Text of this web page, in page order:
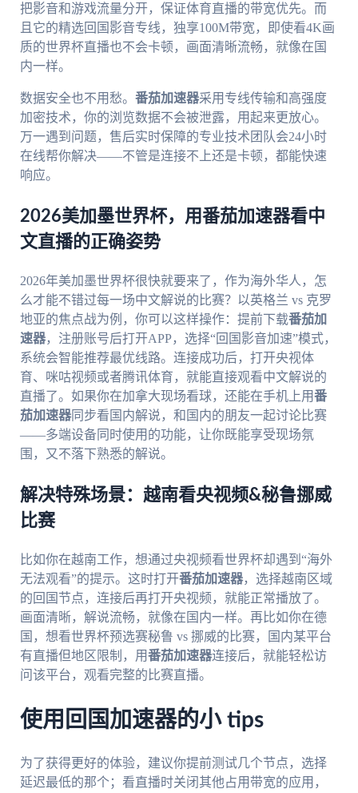
把影音和游戏流量分开，保证体育直播的带宽优先。而
且它的精选回国影音专线，独享100M带宽，即使看4K画
质的世界杯直播也不会卡顿，画面清晰流畅，就像在国
内一样。
数据安全也不用愁。 番茄加速器采用专线传输和高强度
加密技术，你的浏览数据不会被泄露，用起来更放心。
万一遇到问题，售后实时保障的专业技术团队会24小时
在线帮你解决——不管是连接不上还是卡顿，都能快速
响应。
2026美加墨世界杯，用番茄加速器看中
文直播的正确姿势
2026年美加墨世界杯很快就要来了，作为海外华人，怎
么才能不错过每一场中文解说的比赛？以英格兰 vs 克罗
地亚的焦点战为例，你可以这样操作：提前下载番茄加
速器，注册账号后打开APP，选择“回国影音加速”模式，
系统会智能推荐最优线路。连接成功后，打开央视体
育、咪咕视频或者腾讯体育，就能直接观看中文解说的
直播了。如果你在加拿大现场看球，还能在手机上用番
茄加速器同步看国内解说，和国内的朋友一起讨论比赛
——多端设备同时使用的功能，让你既能享受现场氛
围，又不落下熟悉的解说。
解决特殊场景：越南看央视频&秘鲁挪威
比赛
比如你在越南工作，想通过央视频看世界杯却遇到“海外
无法观看”的提示。这时打开番茄加速器，选择越南区域
的回国节点，连接后再打开央视频，就能正常播放了。
画面清晰，解说流畅，就像在国内一样。再比如你在德
国，想看世界杯预选赛秘鲁 vs 挪威的比赛，国内某平台
有直播但地区限制，用番茄加速器连接后，就能轻松访
问该平台，观看完整的比赛直播。
使用回国加速器的小 tips
为了获得更好的体验，建议你提前测试几个节点，选择
延迟最低的那个；看直播时关闭其他占用带宽的应用，